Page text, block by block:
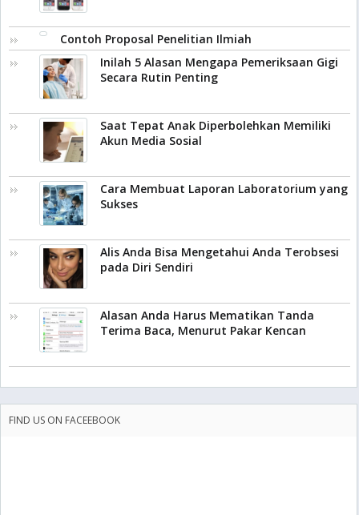
Contoh Proposal Penelitian Ilmiah
Inilah 5 Alasan Mengapa Pemeriksaan Gigi
Secara Rutin Penting
Saat Tepat Anak Diperbolehkan Memiliki
Akun Media Sosial
Cara Membuat Laporan Laboratorium yang
Sukses
Alis Anda Bisa Mengetahui Anda Terobsesi
pada Diri Sendiri
Alasan Anda Harus Mematikan Tanda
Terima Baca, Menurut Pakar Kencan
FIND US ON FACEEBOOK